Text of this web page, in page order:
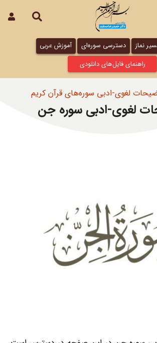
نماز دسترسی سوره‌ای
آموزش عربی
راهنمای فایل‌های دانلودی
لغوی-ادبی سوره‌های قرآن کریم
لغوی-ادبی سوره جن